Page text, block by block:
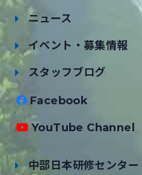
ニュース
イベント・募集情報
スタッフブログ
Facebook
YouTube Channel
中部日本研修センター